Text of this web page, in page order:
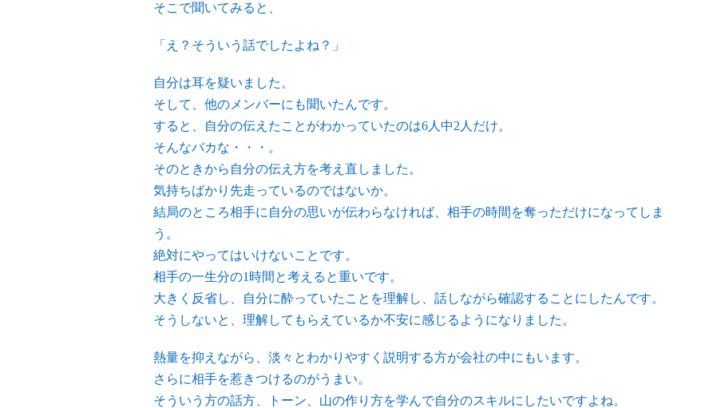
そこで聞いてみると、
「え？そういう話でしたよね？」
自分は耳を疑いました。
そして、他のメンバーにも聞いたんです。
すると、自分の伝えたことがわかっていたのは6人中2人だけ。
そんなバカな・・・。
そのときから自分の伝え方を考え直しました。
気持ちばかり先走っているのではないか。
結局のところ相手に自分の思いが伝わらなければ、相手の時間を奪っただけになってしま
う。
絶対にやってはいけないことです。
相手の一生分の1時間と考えると重いです。
大きく反省し、自分に酔っていたことを理解し、話しながら確認することにしたんです。
そうしないと、理解してもらえているか不安に感じるようになりました。
熱量を抑えながら、淡々とわかりやすく説明する方が会社の中にもいます。
さらに相手を惹きつけるのがうまい。
そういう方の話方、トーン、山の作り方を学んで自分のスキルにしたいですよね。